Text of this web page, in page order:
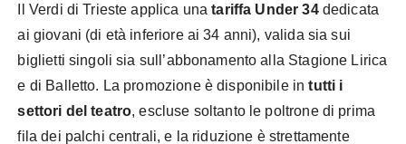
Il Verdi di Trieste applica unatariffa Under 34dedicata
ai giovani (di età inferiore ai 34 anni), valida sia sui
biglietti singoli sia sull’abbonamento alla Stagione Lirica
e di Balletto. La promozione è disponibile intutti i
settori del teatro, escluse soltanto le poltrone di prima
fila dei palchi centrali, e la riduzione è strettamente